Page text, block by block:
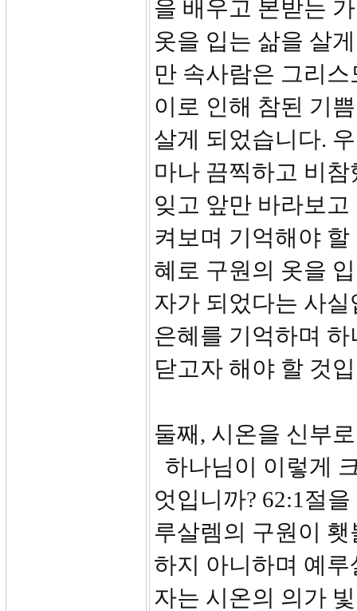
을 배우고 본받는
옷을 입는 삶을 살
만 속사람은 그리
이로 인해 참된 기
살게 되었습니다.
마나 끔찍하고 비
잊고 앞만 바라보
켜보며 기억해야
혜로 구원의 옷을
자가 되었다는 사
은혜를 기억하며
닫고자 해야 할 것
둘째, 시온을 신부
하나님이 이렇게
엇입니까? 62:1절
루살렘의 구원이
하지 아니하며 예
자는 시온의 의가